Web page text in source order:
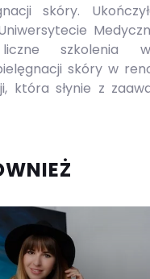
skóry.
szkolenia
skóry w
która słynie z